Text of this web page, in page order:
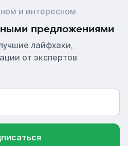
и интересном
предложениями
лайфхаки,
от экспертов